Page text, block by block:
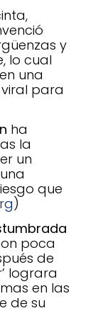
y
lo cual
una
para
ha
la
un
que
)
poca
de
lograra
en las
de su